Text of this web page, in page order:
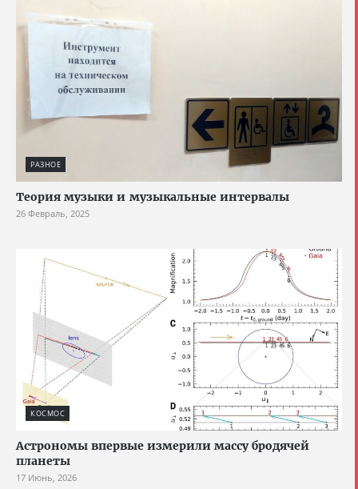
РАЗНОЕ
Теория музыки и музыкальные интервалы
26 Февраль, 2025
КОСМОС
Астрономы впервые измерили массу бродячей
планеты
17 Июнь, 2026